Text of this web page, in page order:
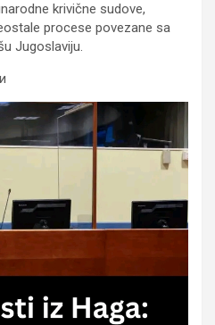
krivične sudove,
procese povezane sa
Jugoslaviju.